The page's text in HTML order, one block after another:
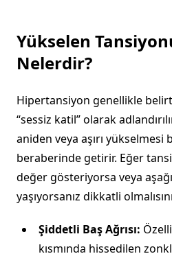
Yükselen
Nelerdir?
Hipertansiyon genellikle
“sessiz katil” olarak
aniden veya aşırı yükselmesi
beraberinde getirir. Eğer
değer gösteriyorsa veya
yaşıyorsanız dikkatli
Şiddetli Baş Ağrısı:
kısmında hissedilen